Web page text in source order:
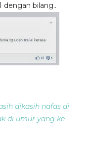
dengan bilang..
dikasih nafas di
di umur yang ke-